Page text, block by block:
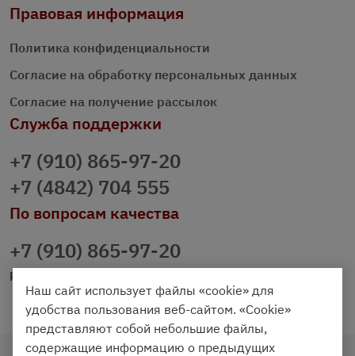
Правовая информация
Политика конфиденциальности
Согласие на обработку персональных данных
Согласие на получение рассылок
Служба поддержки
+7 (910) 865-97-20
+7 (4842) 704 555
По вопросам качества
+7 (910) 865-97-20
prazdnichniy40@palmi.ru
Наш сайт использует файлы «cookie» для
удобства пользования веб-сайтом. «Cookie»
представляют собой небольшие файлы,
содержащие информацию о предыдущих